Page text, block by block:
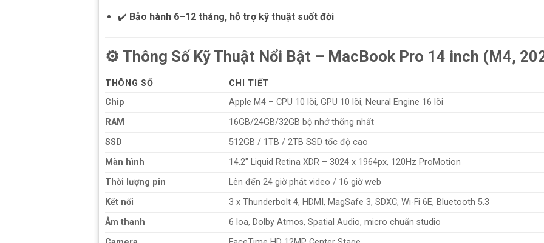
✔️ Bảo hành 6–12 tháng, hỗ trợ kỹ thuật suốt đời
⚙️ Thông Số Kỹ Thuật Nổi Bật – MacBook Pro 14 inch (M4,
THÔNG SỐ
CHI TIẾT
Chip
Apple M4 – CPU 10 lõi, GPU 10 lõi, Neural Engine 16 lõi
RAM
16GB/24GB/32GB bộ nhớ thống nhất
SSD
512GB / 1TB / 2TB SSD tốc độ cao
Màn hình
14.2″ Liquid Retina XDR – 3024 x 1964px, 120Hz ProMotion
Thời lượng pin
Lên đến 24 giờ phát video / 16 giờ web
Kết nối
3 x Thunderbolt 4, HDMI, MagSafe 3, SDXC, Wi-Fi 6E, Bluetooth 5.3
Âm thanh
6 loa, Dolby Atmos, Spatial Audio, micro chuẩn studio